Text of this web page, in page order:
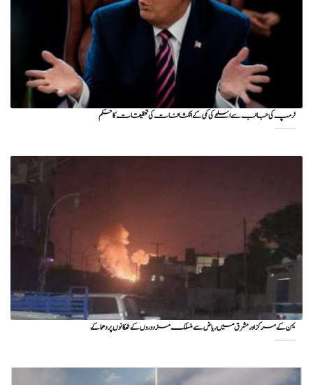
ٹرمپ کی جانب سے اسلحے کی کمی کے انکشافات کی تحقیقات کا حکم
یمن کے مرکز اور مشرق میں ریاض سے منسلک مزدوروں کے ٹھکانوں پر دھماکے